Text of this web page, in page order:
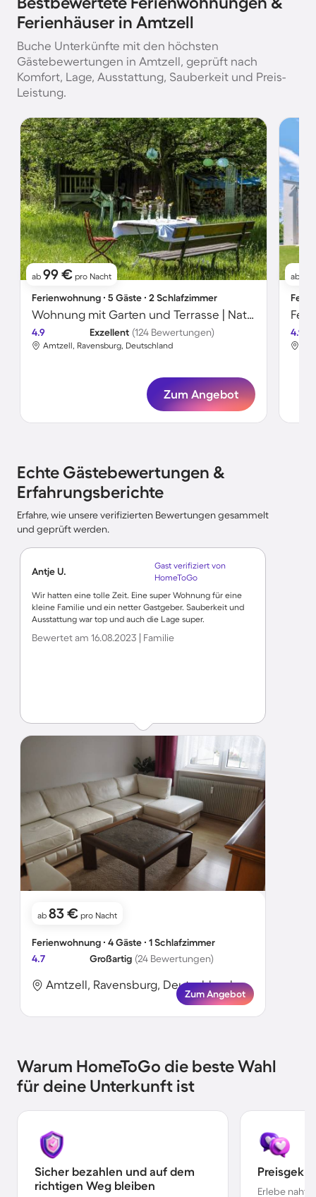
Ferienhäuser in Amtzell
Buche Unterkünfte mit den höchsten
Gästebewertungen in Amtzell, geprüft nach
Komfort, Lage, Ausstattung, Sauberkeit und Preis-
Leistung.
ab 99 € pro Nacht
Ferienwohnung ∙ 5 Gäste ∙ 2 Schlafzimmer
Wohnung mit Garten und Terrasse | Naturblick
4.9 Exzellent (124 Bewertungen)
Amtzell, Ravensburg, Deutschland
Zum Angebot
ab
4.9
Echte Gästebewertungen &
Erfahrungsberichte
Erfahre, wie unsere verifizierten Bewertungen gesammelt
und geprüft werden.
Antje U.
Gast verifiziert von
HomeToGo
Wir hatten eine tolle Zeit. Eine super Wohnung für eine
kleine Familie und ein netter Gastgeber. Sauberkeit und
Ausstattung war top und auch die Lage super.
Bewertet am 16.08.2023 | Familie
ab 83 € pro Nacht
Ferienwohnung ∙ 4 Gäste ∙ 1 Schlafzimmer
4.7
Großartig (24 Bewertungen)
Amtzell, Ravensburg, Deutschland
Zum Angebot
Warum HomeToGo die beste Wahl
für deine Unterkunft ist
Sicher bezahlen und auf dem
richtigen Weg bleiben
Erlebe